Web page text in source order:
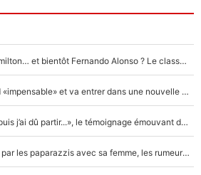
Max Verstappen, Lewis Hamilton… et bientôt Fernando Alonso ? Le classement des pilotes les mieux payés en Formule 1 risque de changer !
F1 - Alpine signe un accord «impensable» et va entrer dans une nouvelle dimension : Grande nouvelle pour Pierre Gasly !
F1 : « Je lui ai fait un câlin, puis j’ai dû partir...», le témoignage émouvant de Max Verstappen sur sa fille
F1 : Charles Leclerc surpris par les paparazzis avec sa femme, les rumeurs étaient vraies !